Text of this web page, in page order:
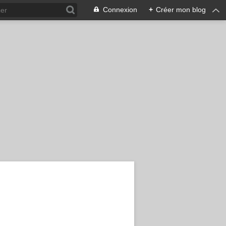
Connexion + Créer mon blog